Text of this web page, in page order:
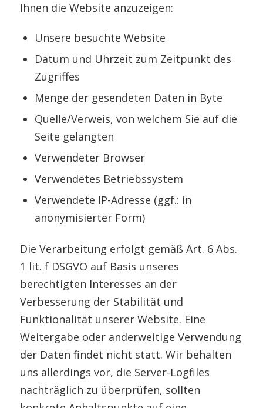
Ihnen die Website anzuzeigen:
Unsere besuchte Website
Datum und Uhrzeit zum Zeitpunkt des
Zugriffes
Menge der gesendeten Daten in Byte
Quelle/Verweis, von welchem Sie auf die
Seite gelangten
Verwendeter Browser
Verwendetes Betriebssystem
Verwendete IP-Adresse (ggf.: in
anonymisierter Form)
Die Verarbeitung erfolgt gemäß Art. 6 Abs.
1 lit. f DSGVO auf Basis unseres
berechtigten Interesses an der
Verbesserung der Stabilität und
Funktionalität unserer Website. Eine
Weitergabe oder anderweitige Verwendung
der Daten findet nicht statt. Wir behalten
uns allerdings vor, die Server-Logfiles
nachträglich zu überprüfen, sollten